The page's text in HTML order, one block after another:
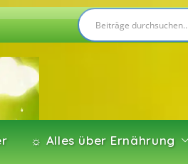
☼ Alles über Ernährung